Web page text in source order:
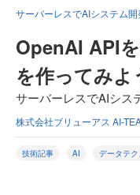
サーバーレスでAIシステム
OpenAI API
を作ってみよ
サーバーレスでAIシ
株式会社ブリューアス AI-
技術記事 AI データテ